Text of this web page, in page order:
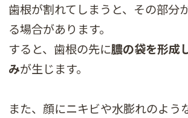
歯根が割れてしまうと、その部分
る場合があります。
すると、歯根の先に膿の袋を形成
みが生じます。
また、顔にニキビや水膨れのよう